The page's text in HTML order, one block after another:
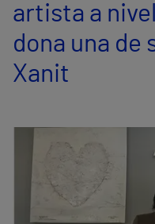
Equipo médico y asistencial
artista a
dona una de
Xanit